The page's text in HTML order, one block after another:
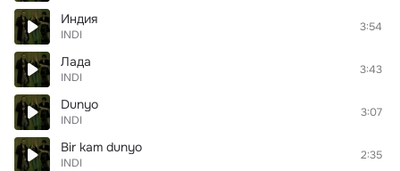
Индия
INDI
3:54
Лада
INDI
3:43
Dunyo
INDI
3:07
Bir kam dunyo
INDI
2:35